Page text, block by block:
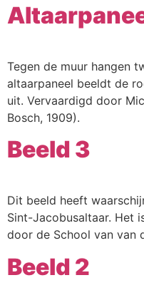
Tegen de muur hangen
altaarpaneel beeldt de
uit. Vervaardigd door
Bosch, 1909).
Beeld 3
Dit beeld heeft
Sint-Jacobusaltaar. Het
door de School van van
Beeld 2